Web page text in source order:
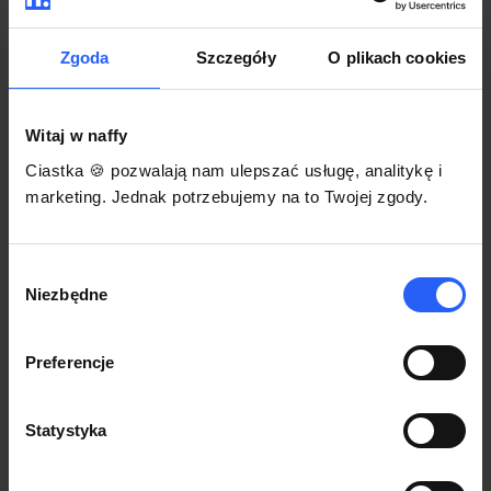
Zgoda Szczegóły O plikach cookies
Witaj w naffy
Ciastka 🍪 pozwalają nam ulepszać usługę, analitykę i
marketing. Jednak potrzebujemy na to Twojej zgody.
zgody
Niezbędne
Preferencje
Statystyka
Korzystaj na dowolnym urządzeniu z
przeglądarką Chrome
Włącz czasową promocję
3
Każdy produkt w naffy ma swój indywidualny link.
gdzie się nim podzielisz z odbiorcami.